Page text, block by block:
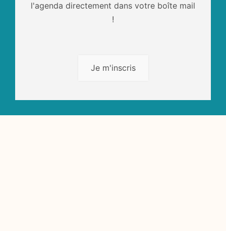
l'agenda directement dans votre boîte mail
!
Je m'inscris